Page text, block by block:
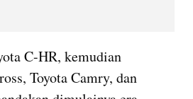
C-HR, kemudian
Toyota Camry, dan